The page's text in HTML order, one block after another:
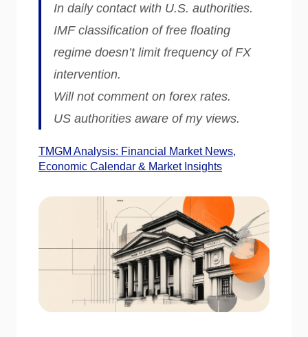
In daily contact with U.S. authorities.
IMF classification of free floating
regime doesn’t limit frequency of FX
intervention.
Will not comment on forex rates.
US authorities aware of my views.
TMGM Analysis: Financial Market News,
Economic Calendar & Market Insights